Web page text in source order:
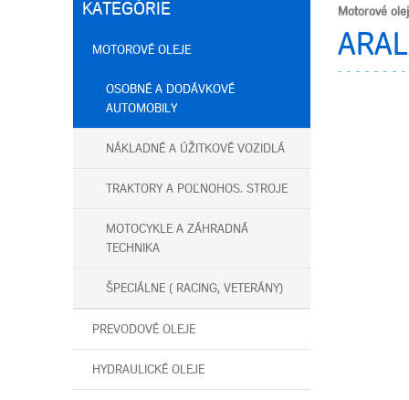
KATEGÓRIE
MOTOROVÉ OLEJE
OSOBNÉ A DODÁVKOVÉ
AUTOMOBILY
NÁKLADNÉ A ÚŽITKOVÉ VOZIDLÁ
TRAKTORY A POĽNOHOS. STROJE
MOTOCYKLE A ZÁHRADNÁ
TECHNIKA
ŠPECIÁLNE ( RACING, VETERÁNY)
PREVODOVÉ OLEJE
HYDRAULICKÉ OLEJE
Motorové